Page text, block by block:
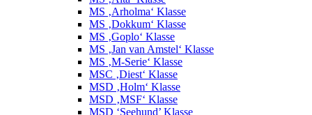
MS ‚Arholma‘ Klasse
MS ‚Dokkum‘ Klasse
MS ‚Goplo‘ Klasse
MS ‚Jan van Amstel‘ Klasse
MS ‚M-Serie‘ Klasse
MSC ‚Diest‘ Klasse
MSD ‚Holm‘ Klasse
MSD ‚MSF‘ Klasse
MSD ‘Seehund’ Klasse